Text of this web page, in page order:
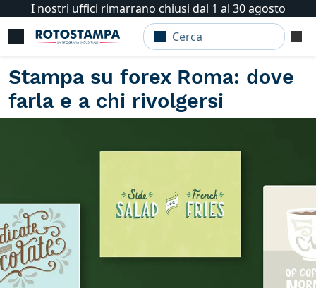
I nostri uffici rimarrano chiusi dal 1 al 30 agosto
Stampa su forex Roma: dove
farla e a chi rivolgersi